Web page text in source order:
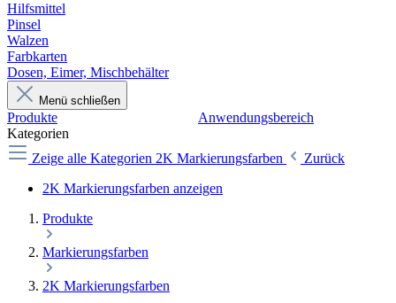
Hilfsmittel
Pinsel
Walzen
Farbkarten
Dosen, Eimer, Mischbehälter
Menü schließen
Produkte
Anwendungsbereich
Kategorien
Zeige alle Kategorien 2K Markierungsfarben
Zurück
2K Markierungsfarben anzeigen
Produkte
Markierungsfarben
2K Markierungsfarben